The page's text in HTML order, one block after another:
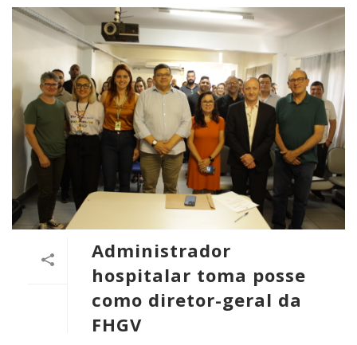
Administrador
hospitalar toma posse
como diretor-geral da
FHGV